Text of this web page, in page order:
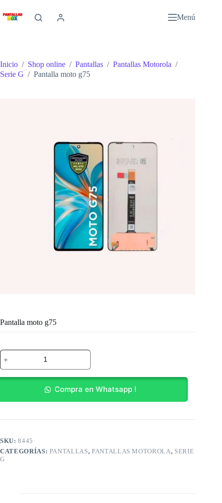
al
contenido
Menú
Inicio / Shop online / Pantallas / Pantallas Motorola /
Serie G / Pantalla moto g75
Pantalla moto g75
Pantalla
moto
g75
cantidad
Compra en Whatsapp !
SKU:8445
CATEGORÍAS: PANTALLAS, PANTALLAS MOTOROLA, SERIE
G